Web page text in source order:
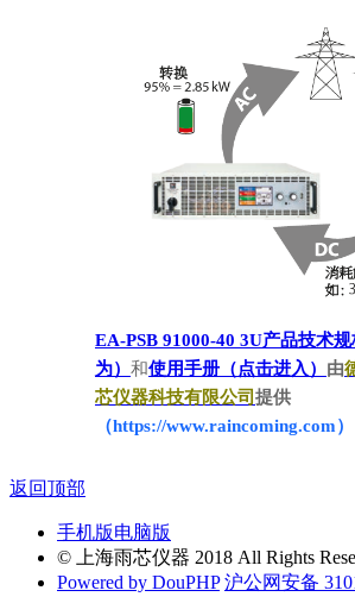
EA-PSB 91000-40 3U产品技术
为） 和使用手册（点击进入） 由
芯仪器科技有限公司 提供
（https://www.raincoming.com）
返回顶部
手机版电脑版
© 上海雨芯仪器 2018 All Rights
Powered by DouPHP 沪公网安备